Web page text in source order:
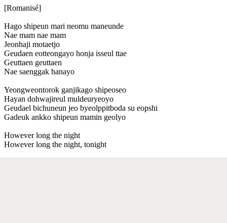
[Romanisé]
Hago shipeun mari neomu maneunde
Nae mam nae mam
Jeonhaji motaetjo
Geudaen eotteongayo honja isseul ttae
Geuttaen geuttaen
Nae saenggak hanayo
Yeongweontorok ganjikago shipeoseo
Hayan dohwajireul muldeuryeoyo
Geudael bichuneun jeo byeolppitboda su eopshi
Gadeuk ankko shipeun mamin geolyo
However long the night
However long the night, tonight